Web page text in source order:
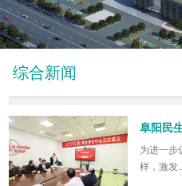
综合新闻
为进一步
样，激发